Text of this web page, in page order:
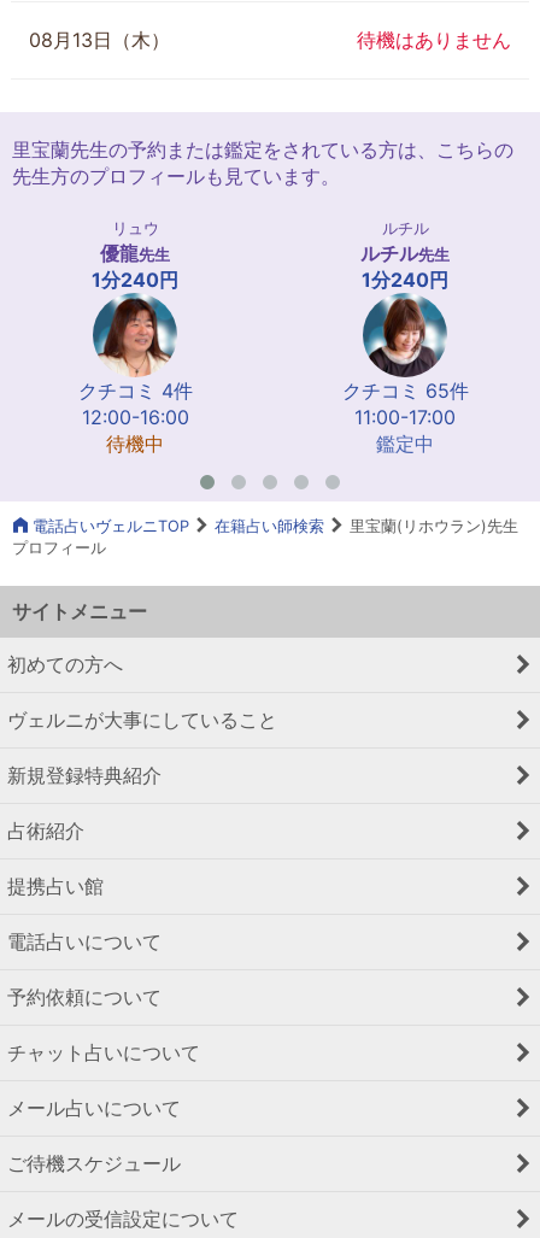
08月13日（木） 待機はありません
里宝蘭先生の予約または鑑定をされている方は、こちらの
先生方のプロフィールも見ています。
リュウ
優龍先生
1分240円
クチコミ 4件
12:00-16:00
待機中
ルチル
ルチル先生
1分240円
クチコミ 65件
11:00-17:00
鑑定中
電話占いヴェルニTOP 在籍占い師検索
里宝蘭(リホウラン)先生
プロフィール
サイトメニュー
初めての方へ
ヴェルニが大事にしていること
新規登録特典紹介
占術紹介
提携占い館
電話占いについて
予約依頼について
チャット占いについて
メール占いについて
ご待機スケジュール
メールの受信設定について